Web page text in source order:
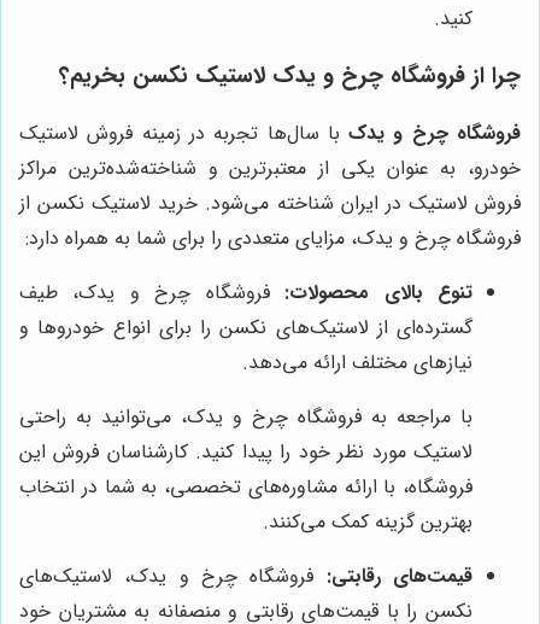
کنید.
چرا از فروشگاه چرخ و یدک لاستیک نکسن بخریم؟
فروشگاه چرخ و یدکبا سال‌ها تجربه در زمینه فروش لاستیک
خودرو، به عنوان یکی از معتبرترین و شناخته‌شده‌ترین مراکز
فروش لاستیک در ایران شناخته می‌شود. خرید لاستیک نکسن از
فروشگاه چرخ و یدک، مزایای متعددی را برای شما به همراه دارد:
تنوع بالای محصولات: فروشگاه چرخ و یدک، طیف
گسترده‌ای از لاستیک‌های نکسن را برای انواع خودروها و
نیازهای مختلف ارائه می‌دهد.
با مراجعه به فروشگاه چرخ و یدک، می‌توانید به راحتی
لاستیک مورد نظر خود را پیدا کنید. کارشناسان فروش این
فروشگاه، با ارائه مشاوره‌های تخصصی، به شما در انتخاب
بهترین گزینه کمک می‌کنند.
قیمت‌های رقابتی: فروشگاه چرخ و یدک، لاستیک‌های
نکسن را با قیمت‌های رقابتی و منصفانه به مشتریان خود